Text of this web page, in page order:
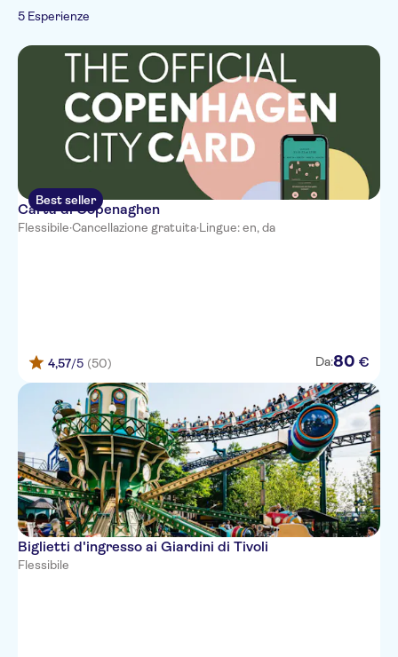
Escursioni e tour in giornata
Città
Francese
Olandese
5 Esperienze
Best seller
Carta di Copenaghen
Flessibile·Cancellazione gratuita·Lingue: en, da
4,57/5 (50) Da:80 €
Biglietti d'ingresso ai Giardini di Tivoli
Flessibile